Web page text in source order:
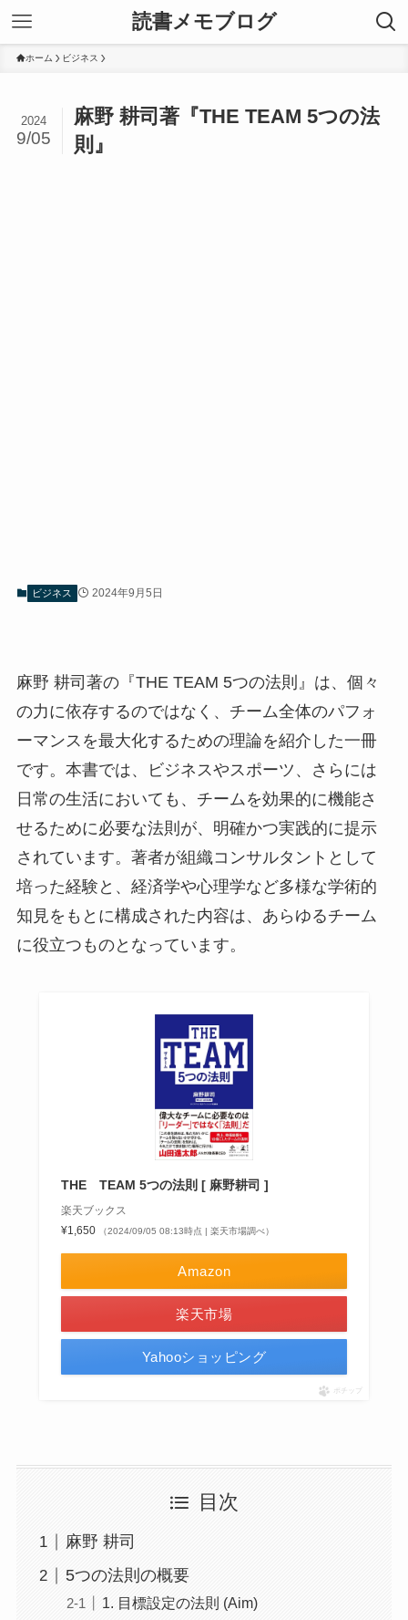
読書メモブログ
ホーム ビジネス
麻野 耕司著『THE TEAM 5つの法
則』
2024
9/05
ビジネス 2024年9月5日
麻野 耕司著の『THE TEAM 5つの法則』は、個々
の力に依存するのではなく、チーム全体のパフォ
ーマンスを最大化するための理論を紹介した一冊
です。本書では、ビジネスやスポーツ、さらには
日常の生活においても、チームを効果的に機能さ
せるために必要な法則が、明確かつ実践的に提示
されています。著者が組織コンサルタントとして
培った経験と、経済学や心理学など多様な学術的
知見をもとに構成された内容は、あらゆるチーム
に役立つものとなっています。
THE TEAM 5つの法則 [ 麻野耕司 ]
楽天ブックス
¥1,650
（2024/09/05 08:13時点 | 楽天市場調べ）
Amazon
楽天市場
Yahooショッピング
ポチップ
目次
麻野 耕司
5つの法則の概要
1. 目標設定の法則 (Aim)